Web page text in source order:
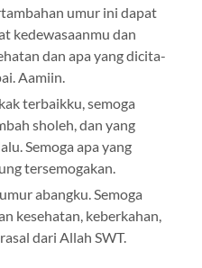
umur ini dapat
kedewasaanmu dan
dan apa yang dicita-
Aamiin.
terbaikku, semoga
sholeh, dan yang
Semoga apa yang
tersemogakan.
abangku. Semoga
kesehatan, keberkahan,
dari Allah SWT.